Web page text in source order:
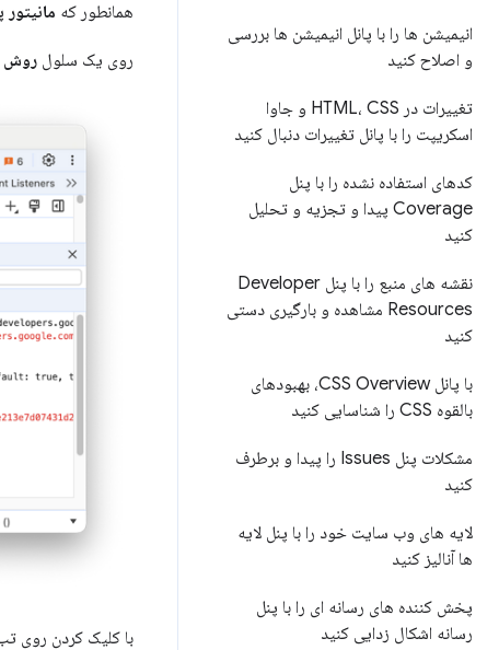
انیمیشن ها را با پانل انیمیشن ها بررسی
و اصلاح کنید
تغییرات در HTML، CSS و جاوا
اسکریپت را با پانل تغییرات دنبال کنید
کدهای استفاده نشده را با پنل
Coverage پیدا و تجزیه و تحلیل
کنید
نقشه های منبع را با پنل Developer
Resources مشاهده و بارگیری دستی
کنید
با پانل CSS Overview، بهبودهای
بالقوه CSS را شناسایی کنید
مشکلات پنل Issues را پیدا و برطرف
کنید
لایه های وب سایت خود را با پنل لایه
ها آنالیز کنید
پخش کننده های رسانه ای را با پنل
رسانه اشکال زدایی کنید
همانطور که
روی یک سلول روش
با کلیک کردن روی